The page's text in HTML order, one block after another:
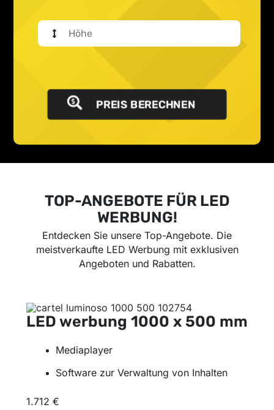
PREIS BERECHNEN
TOP-ANGEBOTE FÜR LED
WERBUNG!
Entdecken Sie unsere Top-Angebote. Die
meistverkaufte LED Werbung mit exklusiven
Angeboten und Rabatten.
LED werbung 1000 x 500 mm
Mediaplayer
Software zur Verwaltung von Inhalten
1.712 €